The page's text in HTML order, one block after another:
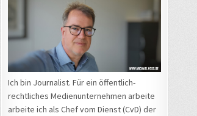
Ich bin Journalist. Für ein öffentlich-
rechtliches Medienunternehmen arbeite
arbeite ich als Chef vom Dienst (CvD) der